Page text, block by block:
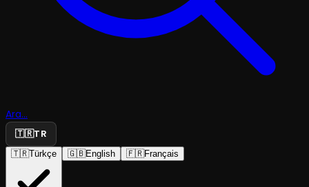
Ara...
🇹🇷TR
🇹🇷Türkçe 🇬🇧English 🇫🇷Français